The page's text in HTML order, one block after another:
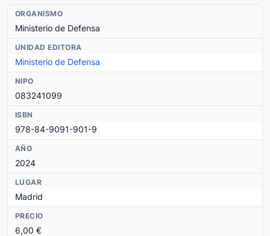
ORGANISMO
Ministerio de Defensa
UNIDAD EDITORA
Ministerio de Defensa
NIPO
083241099
ISBN
978-84-9091-901-9
AÑO
2024
LUGAR
Madrid
PRECIO
6,00 €